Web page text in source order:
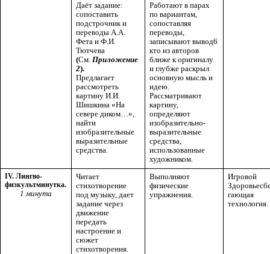
Даёт задание:
сопоставить
подстрочник и
переводы А.А.
Фета и Ф.И.
Тютчева
(См. Приложение
2).
Предлагает
рассмотреть
картину И.И.
Шишкина «На
севере диком…»,
найти
изобразительные
выразительные
средства.
Работают в парах
по вариантам,
сопоставляя
переводы,
записывают вывод6
кто из авторов
ближе к оригиналу
и глубже раскрыл
основную мысль и
идею.
Рассматривают
картину,
определяют
изобразительно-
выразительные
средства,
использованные
художником.
IV. Лингво-
физкультминутка.
1 минута
Читает
стихотворение
под музыку, дает
задание через
движение
передать
настроение и
сюжет
стихотворения.
Выполняют
физические
упражнения.
Игровой
гающая
технология.